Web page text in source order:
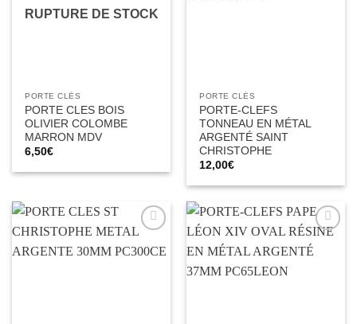
RUPTURE DE STOCK
PORTE CLÉS
PORTE CLES BOIS
OLIVIER COLOMBE
MARRON MDV
6,50€
PORTE CLÉS
PORTE-CLEFS
TONNEAU EN MÉTAL
ARGENTÉ SAINT
CHRISTOPHE
12,00€
à la liste
à la liste